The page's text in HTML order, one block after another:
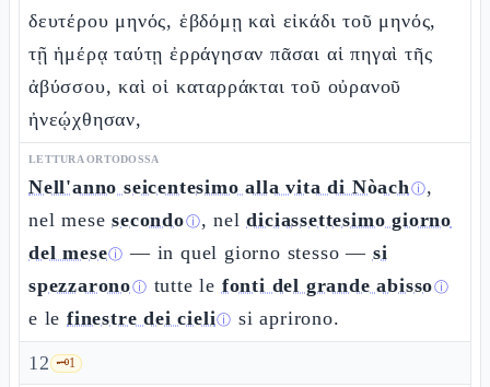
δευτέρου μηνός, ἑβδόμῃ καὶ εἰκάδι τοῦ μηνός,
τῇ ἡμέρᾳ ταύτῃ ἐρράγησαν πᾶσαι αἱ πηγαὶ τῆς
ἀβύσσου, καὶ οἱ καταρράκται τοῦ οὐρανοῦ
ἠνεῴχθησαν,
LETTURA ORTODOSSA
Nell'anno seicentesimo alla vita di Nòachⓘ,
nel mesesecondoⓘ, neldiciassettesimo giorno
del meseⓘ — in quel giorno stesso — si
spezzaronoⓘ tutte le fonti del grande abissoⓘ
e le finestre dei cieliⓘ si aprirono.
12 🗝️1